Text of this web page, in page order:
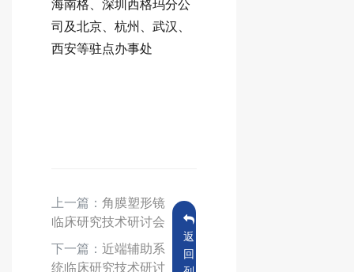
海南格、深圳西格玛分公
司及北京、杭州、武汉、
西安等驻点办事处
上一篇： 角膜塑形镜
临床研究技术研讨会
下一篇： 近端辅助系
统临床研究技术研讨
返
回